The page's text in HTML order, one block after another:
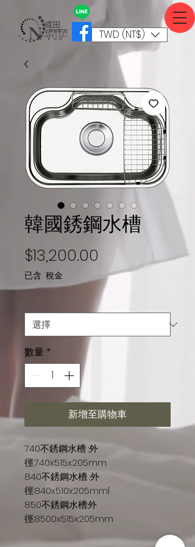
TWD (NT$)
韓國銹鋼水槽
$13,200.00 價格
已含 稅金
數量 *
新增至購物車
740不銹鋼水槽 :外
徑:740x515x205mm
840不銹鋼水槽 :外
徑:840x510x205mm|
850不銹鋼水槽:外
徑:8500x515x205mm